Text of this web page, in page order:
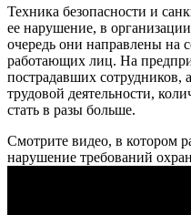
Техника безопасности и
ее нарушение, в
очередь они направлены на
работающих лиц. На
пострадавших сотрудников,
трудовой деятельности,
стать в разы больше.
Смотрите видео, в котором
нарушение требований